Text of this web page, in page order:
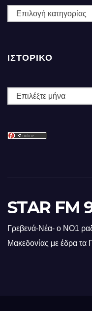
ΚΑΤΗΓΟΡΙΕΣ
ΙΣΤΟΡΙΚΌ
Ιστορικό
STAR FM
Γρεβενά-Νέα- ο ΝΟ1
Μακεδονίας με έδρα τα